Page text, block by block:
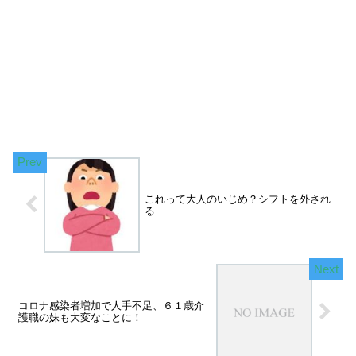
これって大人のいじめ？シフトを外され
る
コロナ感染者増加で人手不足、６１歳介
護職の妹も大変なことに！